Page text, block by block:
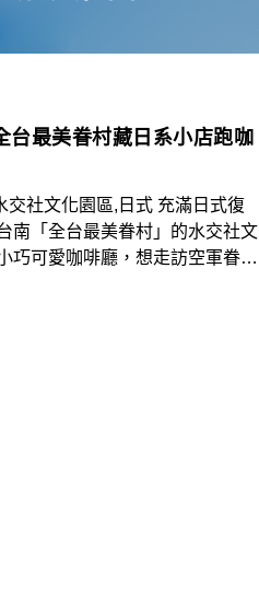
台最美眷村藏日系小店跑咖
社文化園區,日式 充滿日式復
南「全台最美眷村」的水交社文
巧可愛咖啡廳，想走訪空軍眷